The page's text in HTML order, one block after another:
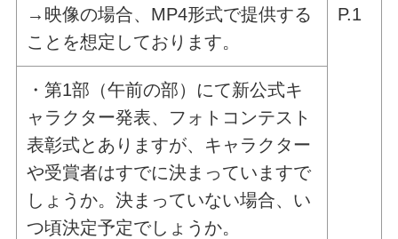
P.1
→映像の場合、MP4形式で提供する
ことを想定しております。
・第1部（午前の部）にて新公式キ
ャラクター発表、フォトコンテスト
表彰式とありますが、キャラクター
や受賞者はすでに決まっていますで
しょうか。決まっていない場合、い
つ頃決定予定でしょうか。